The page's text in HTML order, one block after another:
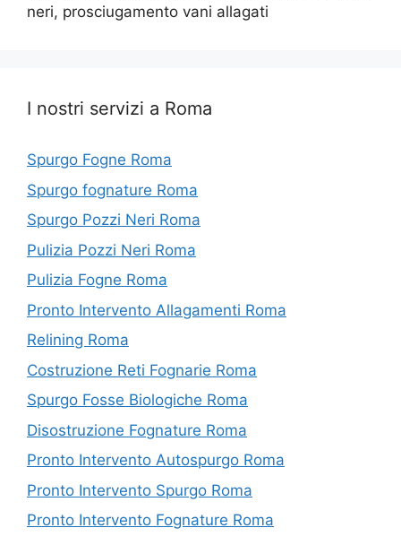
neri, prosciugamento vani allagati
I nostri servizi a Roma
Spurgo Fogne Roma
Spurgo fognature Roma
Spurgo Pozzi Neri Roma
Pulizia Pozzi Neri Roma
Pulizia Fogne Roma
Pronto Intervento Allagamenti Roma
Relining Roma
Costruzione Reti Fognarie Roma
Spurgo Fosse Biologiche Roma
Disostruzione Fognature Roma
Pronto Intervento Autospurgo Roma
Pronto Intervento Spurgo Roma
Pronto Intervento Fognature Roma